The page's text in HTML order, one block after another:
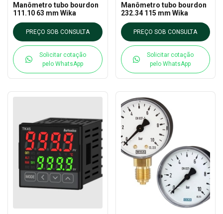
Manômetro tubo bourdon
111.10 63 mm Wika
PREÇO SOB CONSULTA
Solicitar cotação
pelo WhatsApp
Manômetro tubo bourdon
232.34 115 mm Wika
PREÇO SOB CONSULTA
Solicitar cotação
pelo WhatsApp